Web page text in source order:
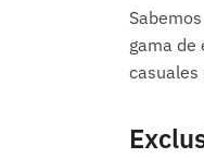
gama de
casuales